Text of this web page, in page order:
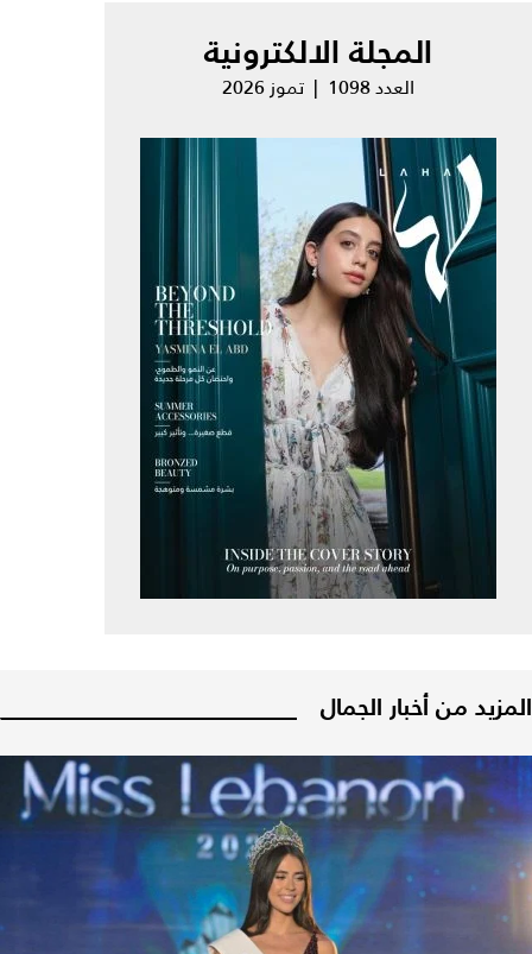
المجلة الالكترونية
العدد 1098 | تموز 2026
المزيد من أخبار الجمال